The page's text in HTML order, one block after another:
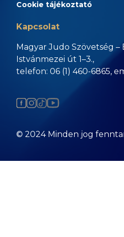
Cookie tájékoztató
Kapcsolat
Magyar Judo Szövetség –
Istvánmezei út 1–3.,
telefon: 06 (1) 460-6865,
© 2024 Minden jog